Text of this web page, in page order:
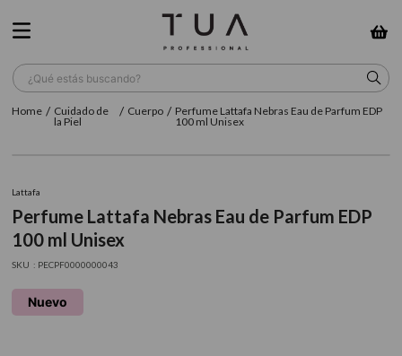
¿Qué estás buscando?
Cuidado de
la Piel
Cuerpo
Perfume Lattafa Nebras Eau de Parfum EDP
100 ml Unisex
Lattafa
Perfume Lattafa Nebras Eau de Parfum EDP
100 ml Unisex
: PECPF0000000043
Nuevo
TÉRMINOS MÁS BUSCADOS
3 . farmavita
5. cepillo
6. gama